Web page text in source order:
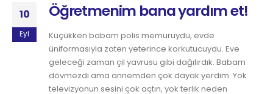
10
Eyl
Öğretmenim bana yardım et!
Küçükken babam polis memuruydu, evde
üniformasıyla zaten yeterince korkutucuydu. Eve
geleceği zaman çil yavrusu gibi dağılırdık. Babam
dövmezdi ama annemden çok dayak yerdim. Yok
televizyonun sesini çok açtın, yok terlik neden